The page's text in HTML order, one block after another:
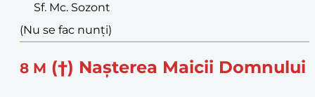
Sf. Mc. Sozont
(Nu se fac nunți)
8 M (†) Nașterea Maicii Domnului